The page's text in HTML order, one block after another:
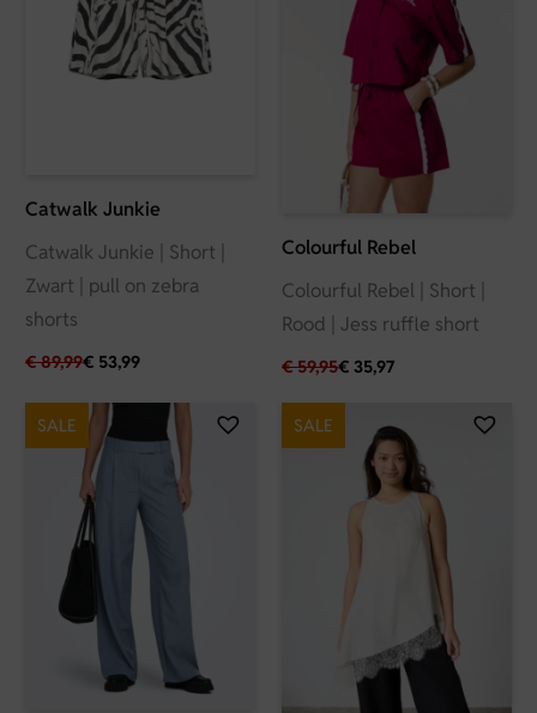
Catwalk Junkie
Catwalk Junkie | Short |
Zwart | pull on zebra
shorts
€89,99€ 53,99
Colourful Rebel
Colourful Rebel | Short |
Rood | Jess ruffle short
€59,95€ 35,97
SALE SALE